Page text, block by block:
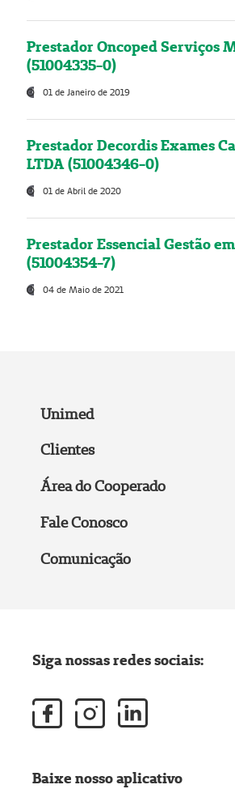
Prestador Oncoped Serviços
(51004335-0)
01 de Janeiro de 2019
Prestador Decordis Exames
LTDA (51004346-0)
01 de Abril de 2020
Prestador Essencial Gestão
(51004354-7)
04 de Maio de 2021
Unimed
Clientes
Área do Cooperado
Fale Conosco
Comunicação
Siga nossas redes sociais:
Baixe nosso aplicativo